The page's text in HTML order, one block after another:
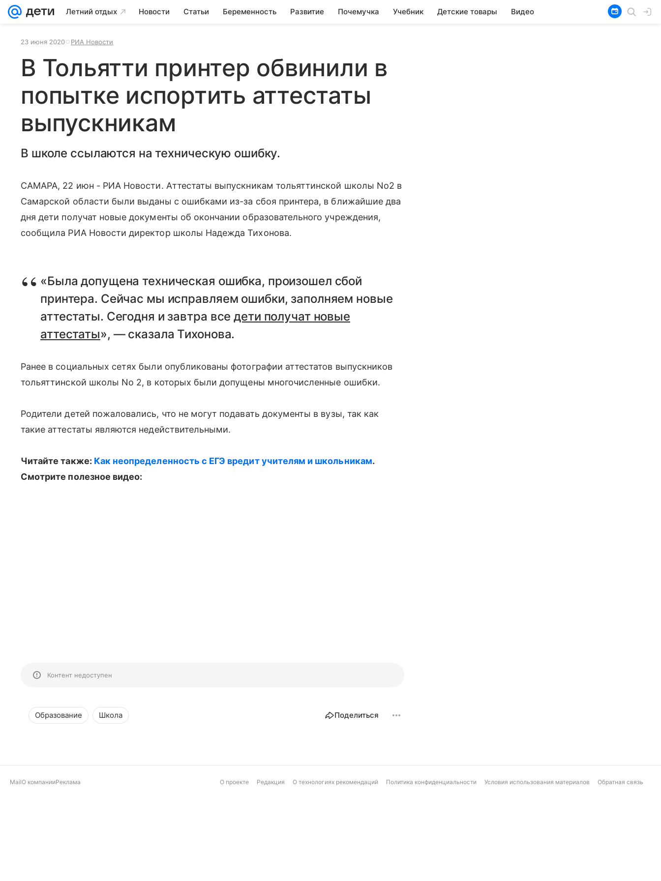
Летний отдых Новости Статьи Беременность Развитие Почемучка Учебник Детские товары Видео
23 июня 2020 РИА Новости
В Тольятти принтер обвинили в
попытке испортить аттестаты
выпускникам
В школе ссылаются на техническую ошибку.
САМАРА, 22 июн - РИА Новости. Аттестаты выпускникам тольяттинской школы No2 в
Самарской области были выданы с ошибками из-за сбоя принтера, в ближайшие два
дня дети получат новые документы об окончании образовательного учреждения,
сообщила РИА Новости директор школы Надежда Тихонова.
«Была допущена техническая ошибка, произошел сбой
принтера. Сейчас мы исправляем ошибки, заполняем новые
аттестаты. Сегодня и завтра вседети получат новые
аттестаты», — сказала Тихонова.
Ранее в социальных сетях были опубликованы фотографии аттестатов выпускников
тольяттинской школы No 2, в которых были допущены многочисленные ошибки.
Родители детей пожаловались, что не могут подавать документы в вузы, так как
такие аттестаты являются недействительными.
Читайте также: Как неопределенность с ЕГЭ вредит учителям и школьникам.
Смотрите полезное видео:
Контент недоступен
Образование Школа Поделиться
MailО компанииРеклама О проекте Редакция О технологиях рекомендаций Политика конфиденциальности Условия использования материалов Обратная связь